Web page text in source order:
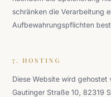
schränken die Verarbeitung
Aufbewahrungspflichten
7. HOSTING
Diese Website wird gehostet
Gautinger Straße 10, 82319